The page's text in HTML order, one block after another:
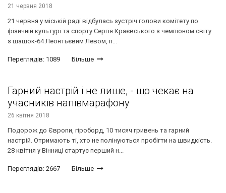
21 червня 2018
21 червня у міській раді відбулась зустріч голови комітету по
фізичній культурі та спорту Сергія Краєвського з чемпіоном світу
з шашок-64 Леонтьєвим Левом, п...
Переглядів: 1089 Більше
Гарний настрій і не лише, - що чекає на
учасників напівмарафону
26 квітня 2018
Подорож до Європи, гіроборд, 10 тисяч гривень та гарний
настрій. Отримають ті, хто не полінуються пробігти на швидкість.
28 квітня у Вінниці стартує перший н...
Переглядів: 2667 Більше